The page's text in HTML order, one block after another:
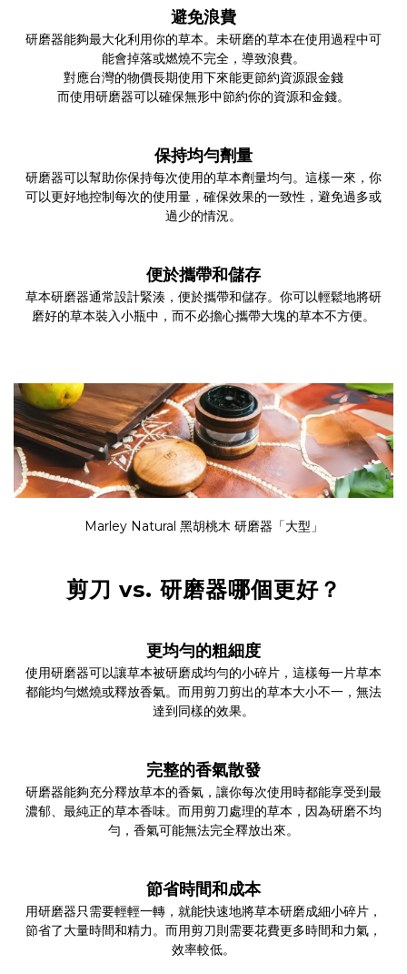
避免浪費
研磨器能夠最大化利用你的草本。未研磨的草本在使用過程中可
能會掉落或燃燒不完全，導致浪費。
對應台灣的物價長期使用下來能更節約資源跟金錢
而使用研磨器可以確保無形中節約你的資源和金錢。
保持均勻劑量
研磨器可以幫助你保持每次使用的草本劑量均勻。這樣一來，你
可以更好地控制每次的使用量，確保效果的一致性，避免過多或
過少的情況。
便於攜帶和儲存
草本研磨器通常設計緊湊，便於攜帶和儲存。你可以輕鬆地將研
磨好的草本裝入小瓶中，而不必擔心攜帶大塊的草本不方便。
Marley Natural 黑胡桃木 研磨器「大型」
剪刀 vs. 研磨器哪個更好？
更均勻的粗細度
使用研磨器可以讓草本被研磨成均勻的小碎片，這樣每一片草本
都能均勻燃燒或釋放香氣。而用剪刀剪出的草本大小不一，無法
達到同樣的效果。
完整的香氣散發
研磨器能夠充分釋放草本的香氣，讓你每次使用時都能享受到最
濃郁、最純正的草本香味。而用剪刀處理的草本，因為研磨不均
勻，香氣可能無法完全釋放出來。
節省時間和成本
用研磨器只需要輕輕一轉，就能快速地將草本研磨成細小碎片，
節省了大量時間和精力。而用剪刀則需要花費更多時間和力氣，
效率較低。